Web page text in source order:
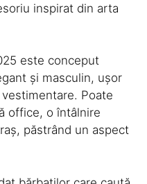
inspirat din arta
este conceput
și masculin, ușor
Poate
office, o întâlnire
păstrând un aspect